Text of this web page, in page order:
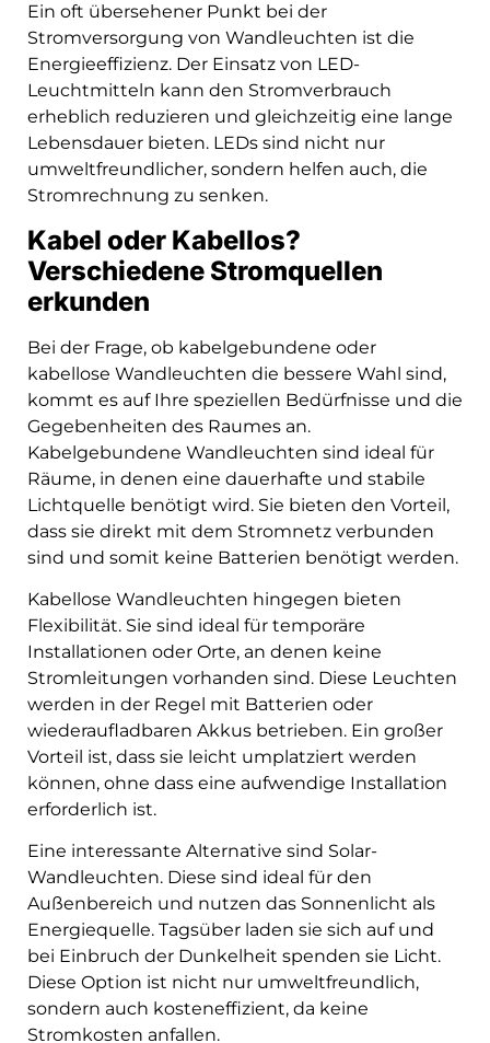
Ein oft übersehener Punkt bei der
Stromversorgung von Wandleuchten ist die
Energieeffizienz. Der Einsatz von LED-
Leuchtmitteln kann den Stromverbrauch
erheblich reduzieren und gleichzeitig eine lange
Lebensdauer bieten. LEDs sind nicht nur
umweltfreundlicher, sondern helfen auch, die
Stromrechnung zu senken.
Kabel oder Kabellos?
Verschiedene Stromquellen
erkunden
Bei der Frage, ob kabelgebundene oder
kabellose Wandleuchten die bessere Wahl sind,
kommt es auf Ihre speziellen Bedürfnisse und die
Gegebenheiten des Raumes an.
Kabelgebundene Wandleuchten sind ideal für
Räume, in denen eine dauerhafte und stabile
Lichtquelle benötigt wird. Sie bieten den Vorteil,
dass sie direkt mit dem Stromnetz verbunden
sind und somit keine Batterien benötigt werden.
Kabellose Wandleuchten hingegen bieten
Flexibilität. Sie sind ideal für temporäre
Installationen oder Orte, an denen keine
Stromleitungen vorhanden sind. Diese Leuchten
werden in der Regel mit Batterien oder
wiederaufladbaren Akkus betrieben. Ein großer
Vorteil ist, dass sie leicht umplatziert werden
können, ohne dass eine aufwendige Installation
erforderlich ist.
Eine interessante Alternative sind Solar-
Wandleuchten. Diese sind ideal für den
Außenbereich und nutzen das Sonnenlicht als
Energiequelle. Tagsüber laden sie sich auf und
bei Einbruch der Dunkelheit spenden sie Licht.
Diese Option ist nicht nur umweltfreundlich,
sondern auch kosteneffizient, da keine
Stromkosten anfallen.